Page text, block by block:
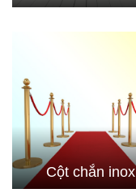
Cột chắn inox